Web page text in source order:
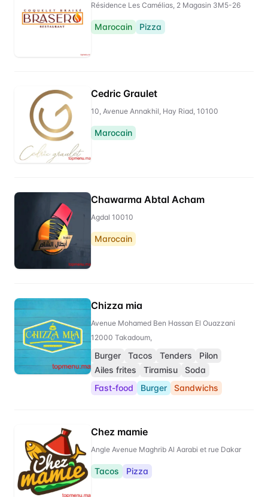
Résidence Les Camélias, 2 Magasin 3M5-26
Marocain Pizza
Cedric Graulet
10, Avenue Annakhil, Hay Riad, 10100
Marocain
Chawarma Abtal Acham
Agdal 10010
Marocain
Chizza mia
Avenue Mohamed Ben Hassan El Ouazzani
12000 Takadoum,
Burger Tacos Tenders
Pilon
Ailes frites
Tiramisu
Soda
Fast-food
Burger Sandwichs
Chez mamie
Angle Avenue Maghrib Al Aarabi et rue Dakar
Tacos Pizza